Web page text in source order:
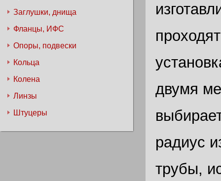
Заглушки, днища
Фланцы, ИФС
Опоры, подвески
Кольца
Колена
Линзы
Штуцеры
двумя
радиус
трубы,